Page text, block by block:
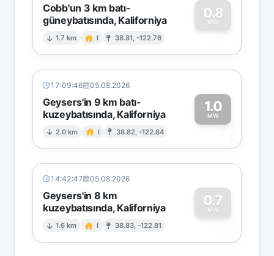
Cobb'un 3 km batı-
güneybatısında, Kaliforniya
1.7 km I 38.81, -122.76
0.8
MW
0
17:09:46 05.08.2026
Geysers'in 9 km batı-
kuzeybatısında, Kaliforniya
2.0 km I 38.82, -122.84
1.0
MW1
14:42:47 05.08.2026
Geysers'in 8 km
kuzeybatısında, Kaliforniya
1.6 km I 38.83, -122.81
0.7
MW
0